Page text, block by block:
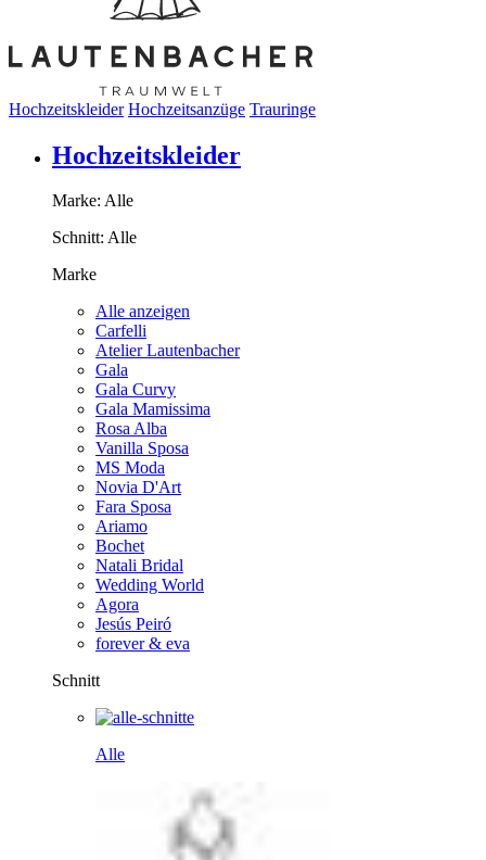
Hochzeitskleider Hochzeitsanzüge Trauringe
Hochzeitskleider
Marke: Alle
Schnitt: Alle
Marke
Alle anzeigen
Carfelli
Atelier Lautenbacher
Gala
Gala Curvy
Gala Mamissima
Rosa Alba
Vanilla Sposa
MS Moda
Novia D'Art
Fara Sposa
Ariamo
Bochet
Natali Bridal
Wedding World
Agora
Jesús Peiró
forever & eva
Schnitt
Alle